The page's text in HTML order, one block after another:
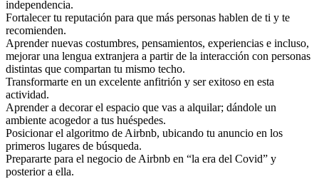
independencia.
Fortalecer tu reputación para que más personas hablen de ti y te
recomienden.
Aprender nuevas costumbres, pensamientos, experiencias e incluso,
mejorar una lengua extranjera a partir de la interacción con personas
distintas que compartan tu mismo techo.
Transformarte en un excelente anfitrión y ser exitoso en esta
actividad.
Aprender a decorar el espacio que vas a alquilar; dándole un
ambiente acogedor a tus huéspedes.
Posicionar el algoritmo de Airbnb, ubicando tu anuncio en los
primeros lugares de búsqueda.
Prepararte para el negocio de Airbnb en “la era del Covid” y
posterior a ella.